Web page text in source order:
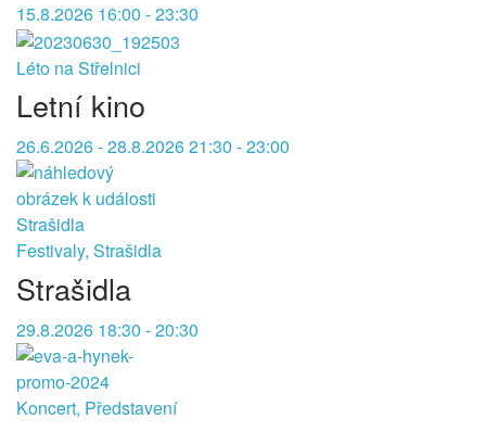
15.8.2026 16:00 - 23:30
Léto na Střelnici
Letní kino
26.6.2026 - 28.8.2026 21:30 - 23:00
Festivaly, Strašidla
Strašidla
29.8.2026 18:30 - 20:30
Koncert, Představení